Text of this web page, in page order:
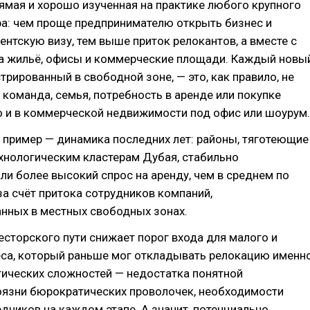
и хорошо изученная на практике любого крупного
чем проще предпринимателю открыть бизнес и
визу, тем выше приток релокантов, а вместе с
жильё, офисы и коммерческие площади. Каждый
в свободной зоне, — это, как правило, не
семья, потребность в аренде или покупке
и в коммерческой недвижимости под офис или шоурум.
— динамика последних лет: районы, тяготеющие
кластерам Дубая, стабильно
более высокий спрос на аренду, чем в среднем по
счёт притока сотрудников компаний,
в местных свободных зонах.
пути снижает порог входа для малого и
который раньше мог откладывать релокацию
сложностей — недостатка понятной
бюрократических проволочек, необходимости